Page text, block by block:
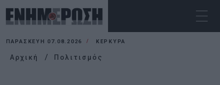
ΠΑΡΑΣΚΕΥΉ 07.08.2026 ΚΕΡΚΥΡΑ
Αρχική Πολιτισμός